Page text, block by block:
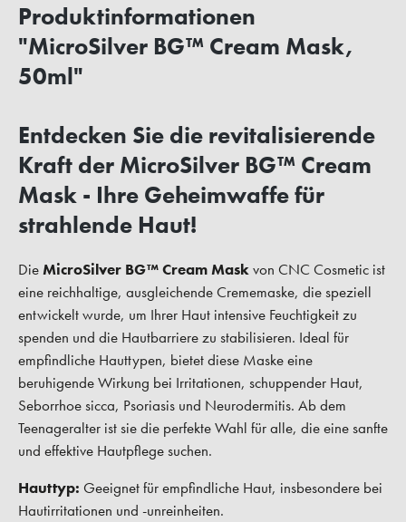
Produktinformationen
"MicroSilver BG™ Cream Mask,
50ml"
Entdecken Sie die revitalisierende
Kraft der MicroSilver BG™ Cream
Mask - Ihre Geheimwaffe für
strahlende Haut!
DieMicroSilver BG™ Cream Maskvon CNC Cosmetic ist
eine reichhaltige, ausgleichende Crememaske, die speziell
entwickelt wurde, um Ihrer Haut intensive Feuchtigkeit zu
spenden und die Hautbarriere zu stabilisieren. Ideal für
empfindliche Hauttypen, bietet diese Maske eine
beruhigende Wirkung bei Irritationen, schuppender Haut,
Seborrhoe sicca, Psoriasis und Neurodermitis. Ab dem
Teenageralter ist sie die perfekte Wahl für alle, die eine sanfte
und effektive Hautpflege suchen.
Hauttyp: Geeignet für empfindliche Haut, insbesondere bei
Hautirritationen und -unreinheiten.